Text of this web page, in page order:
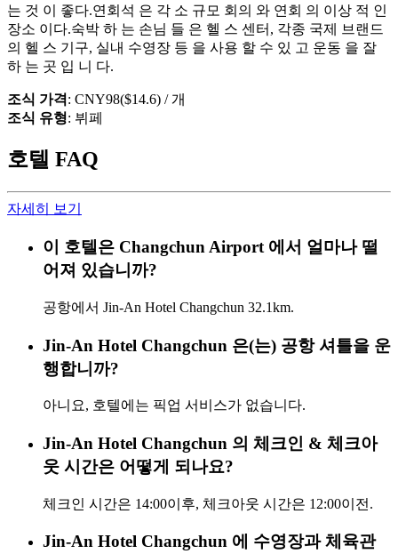
는 것 이 좋다.연회석 은 각 소 규모 회의 와 연회 의 이상 적 인
장소 이다.숙박 하 는 손님 들 은 헬 스 센터, 각종 국제 브랜드
의 헬 스 기구, 실내 수영장 등 을 사용 할 수 있 고 운동 을 잘
하 는 곳 입 니 다.
조식 가격: CNY98($14.6) / 개
조식 유형: 뷔페
호텔 FAQ
자세히 보기
이 호텔은 Changchun Airport 에서 얼마나 떨
어져 있습니까?
공항에서 Jin-An Hotel Changchun 32.1km.
Jin-An Hotel Changchun 은(는) 공항 셔틀을 운
행합니까?
아니요, 호텔에는 픽업 서비스가 없습니다.
Jin-An Hotel Changchun 의 체크인 & 체크아
웃 시간은 어떻게 되나요?
체크인 시간은 14:00이후, 체크아웃 시간은 12:00이전.
Jin-An Hotel Changchun 에 수영장과 체육관